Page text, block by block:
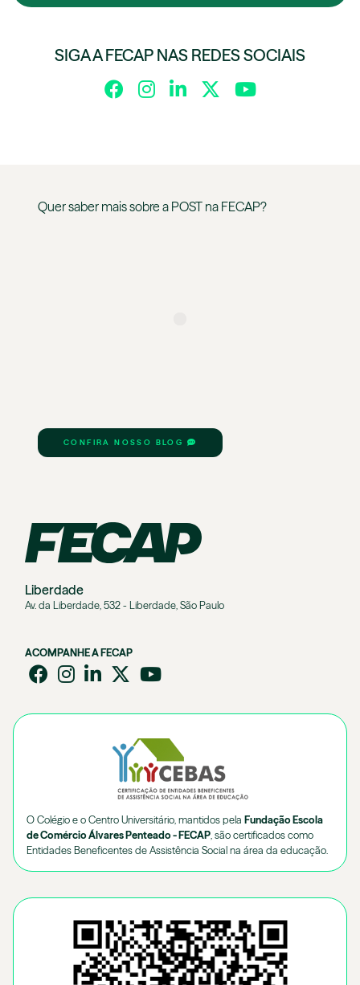
SIGA A FECAP NAS REDES SOCIAIS
Quer saber mais sobre a POST na FECAP?
CONFIRA NOSSO BLOG
Liberdade
Av. da Liberdade, 532 - Liberdade, São Paulo
ACOMPANHE A FECAP
O Colégio e o Centro Universitário, mantidos pela Fundação Escola
de Comércio Álvares Penteado - FECAP , são certificados como
Entidades Beneficentes de Assistência Social na área da educação.